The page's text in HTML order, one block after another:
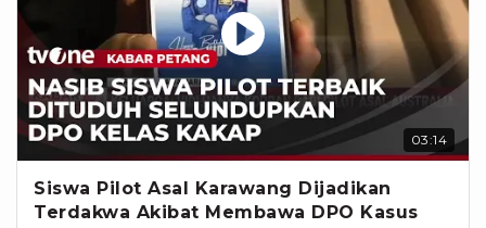
03:14
Siswa Pilot Asal Karawang Dijadikan
Terdakwa Akibat Membawa DPO Kasus